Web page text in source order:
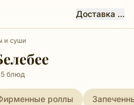
Доставка ...
и суши
5 блюд
роллы